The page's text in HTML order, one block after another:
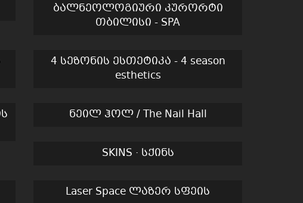
ბალნეოლოგიური კურორტი
თბილისი - SPA
4 სეზონის ესთეტიკა - 4 season
esthetics
ნეილ ჰოლ / The Nail Hall
SKINS · სქინს
Laser Space ლაზერ სფეის